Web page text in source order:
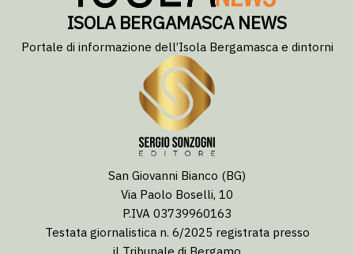
ISOLA BERGAMASCA NEWS
Portale di informazione dell’Isola Bergamasca e dintorni
San Giovanni Bianco (BG)
Via Paolo Boselli, 10
P.IVA 03739960163
Testata giornalistica n. 6/2025 registrata presso
il Tribunale di Bergamo